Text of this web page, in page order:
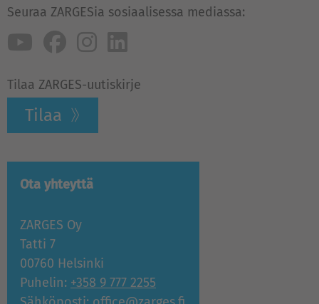
Seuraa ZARGESia sosiaalisessa mediassa:
Tilaa ZARGES-uutiskirje
Tilaa
Ota yhteyttä
ZARGES Oy
Tatti 7
00760 Helsinki
Puhelin: +358 9 777 2255